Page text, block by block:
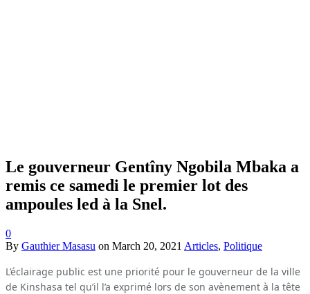
Le gouverneur Gentîny Ngobila Mbaka a
remis ce samedi le premier lot des
ampoules led à la Snel.
0
By Gauthier Masasu on March 20, 2021 Articles, Politique
L’éclairage public est une priorité pour le gouverneur de la ville
de Kinshasa tel qu’il l’a exprimé lors de son avènement à la tête